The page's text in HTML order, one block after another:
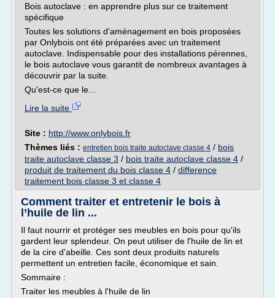
Bois autoclave : en apprendre plus sur ce traitement
spécifique
Toutes les solutions d'aménagement en bois proposées
par Onlybois ont été préparées avec un traitement
autoclave. Indispensable pour des installations pérennes,
le bois autoclave vous garantit de nombreux avantages à
découvrir par la suite.
Qu'est-ce que le...
Lire la suite
Site : http://www.onlybois.fr
Thèmes liés : entretien bois traite autoclave classe 4 / bois
traite autoclave classe 3 / bois traite autoclave classe 4 /
produit de traitement du bois classe 4 / difference
traitement bois classe 3 et classe 4
Comment traiter et entretenir le bois à
l’huile de lin ...
Il faut nourrir et protéger ses meubles en bois pour qu'ils
gardent leur splendeur. On peut utiliser de l'huile de lin et
de la cire d'abeille. Ces sont deux produits naturels
permettent un entretien facile, économique et sain.
Sommaire :
Traiter les meubles à l'huile de lin